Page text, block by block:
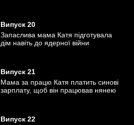
Випуск 20
Запаслива мама Катя підготувала
дім навіть до ядерної війни
Випуск 21
Мама за працю Катя платить синові
зарплату, щоб він працював нянею
Випуск 22